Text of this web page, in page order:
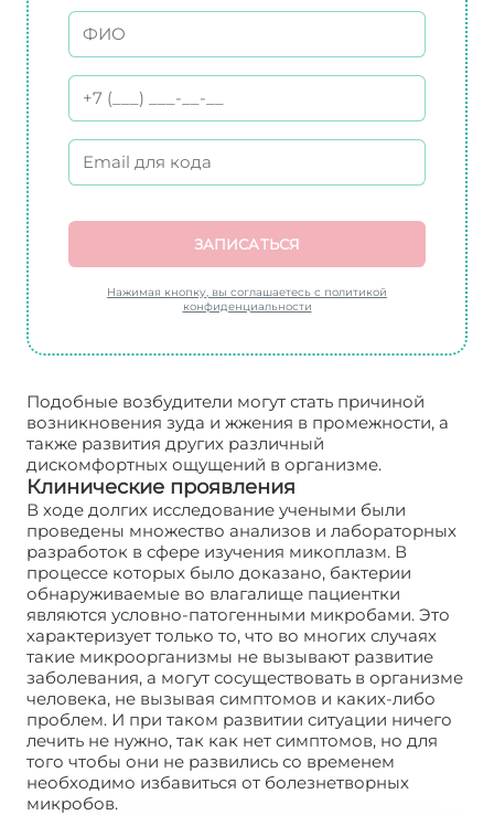
ЗАПИСАТЬСЯ
Нажимая кнопку, вы соглашаетесь с политикой
конфиденциальности
Подобные возбудители могут стать причиной
возникновения зуда и жжения в промежности, а
также развития других различный
дискомфортных ощущений в организме.
Клинические проявления
В ходе долгих исследование учеными были
проведены множество анализов и лабораторных
разработок в сфере изучения микоплазм. В
процессе которых было доказано, бактерии
обнаруживаемые во влагалище пациентки
являются условно-патогенными микробами. Это
характеризует только то, что во многих случаях
такие микроорганизмы не вызывают развитие
заболевания, а могут сосуществовать в организме
человека, не вызывая симптомов и каких-либо
проблем. И при таком развитии ситуации ничего
лечить не нужно, так как нет симптомов, но для
того чтобы они не развились со временем
необходимо избавиться от болезнетворных
микробов.